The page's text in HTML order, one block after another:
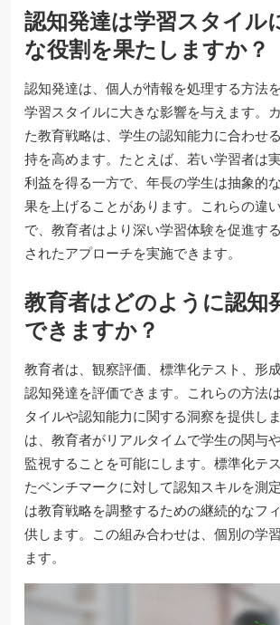
認知発達は学習スタイル
な役割を果たしますか？
認知発達は、個人が情報を処理する方法
学習スタイルに大きな影響を与えます。
た教育戦略は、学生の認知能力に合わせ
持を高めます。たとえば、若い学習者は
利益を得る一方で、年長の学生は抽象的
果を上げることがあります。これらの違
で、教育者はより深い学習体験を促進す
されたアプローチを実施できます。
教育者はどのように認知
できますか？
教育者は、観察評価、標準化テスト、形
認知発達を評価できます。これらの方法
タイルや認知能力に関する洞察を提供し
は、教育者がリアルタイムで学生の関与
監視することを可能にします。標準化テ
たベンチマークに対して認知スキルを測
は教育戦略を調整するための継続的なフ
供します。この組み合わせは、個別の学
ます。